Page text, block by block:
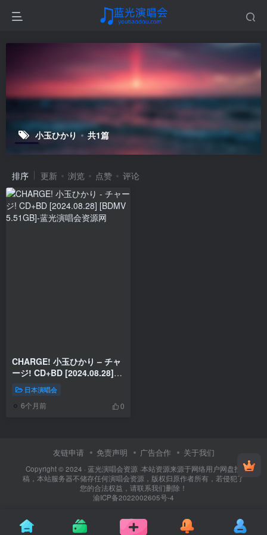
小玉ひかり 共1篇
排序 更新 浏览 点赞 评论
CHARGE! 小玉ひかり – チャ
ージ! CD+BD [2024.08.28]
[BDMV 5.51GB]
日本演唱会
6个月前 0
友链申请 免责声明 广告合作 关于我们
Copyright © 2024 · 蓝光演唱会资源 ·本站资源来源于网络用户网盘投
稿，本站服务器不储存任何演唱会资源，版权归原作者所有，若侵犯了
您的合法权益，请联系我们删除！
渝ICP备2022002605号-4